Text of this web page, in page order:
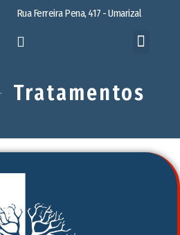
Rua Ferreira Pena, 417 - Umarizal
Tratamentos